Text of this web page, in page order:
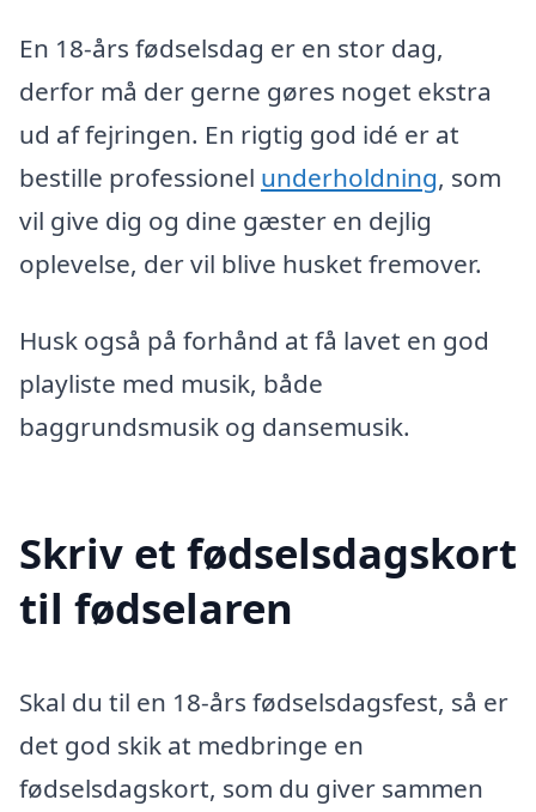
En 18-års fødselsdag er en stor dag,
derfor må der gerne gøres noget ekstra
ud af fejringen. En rigtig god idé er at
bestille professionel underholdning, som
vil give dig og dine gæster en dejlig
oplevelse, der vil blive husket fremover.
Husk også på forhånd at få lavet en god
playliste med musik, både
baggrundsmusik og dansemusik.
Skriv et fødselsdagskort
til fødselaren
Skal du til en 18-års fødselsdagsfest, så er
det god skik at medbringe en
fødselsdagskort, som du giver sammen